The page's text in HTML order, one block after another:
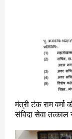
मंत्री टंक राम
संविदा सेवा तत्काल